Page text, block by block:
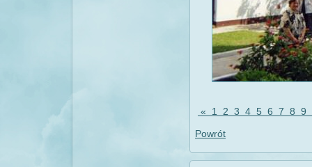
« 1 2 3 4 5 6 7 8 9
Powrót